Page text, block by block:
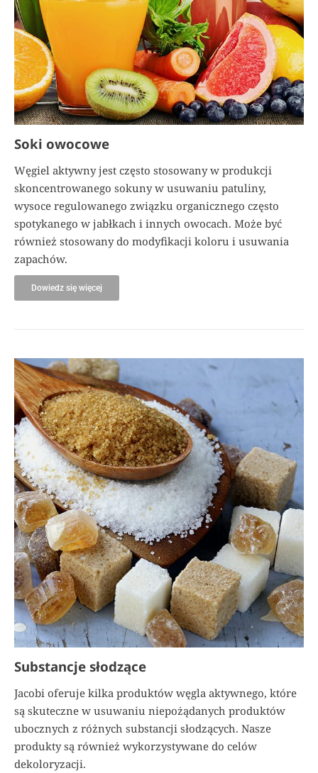
Soki owocowe
Węgiel aktywny jest często stosowany w produkcji
skoncentrowanego sokuny w usuwaniu patuliny,
wysoce regulowanego związku organicznego często
spotykanego w jabłkach i innych owocach. Może być
również stosowany do modyfikacji koloru i usuwania
zapachów.
Dowiedz się więcej
Substancje słodzące
Jacobi oferuje kilka produktów węgla aktywnego, które
są skuteczne w usuwaniu niepożądanych produktów
ubocznych z różnych substancji słodzących. Nasze
produkty są również wykorzystywane do celów
dekoloryzacji.